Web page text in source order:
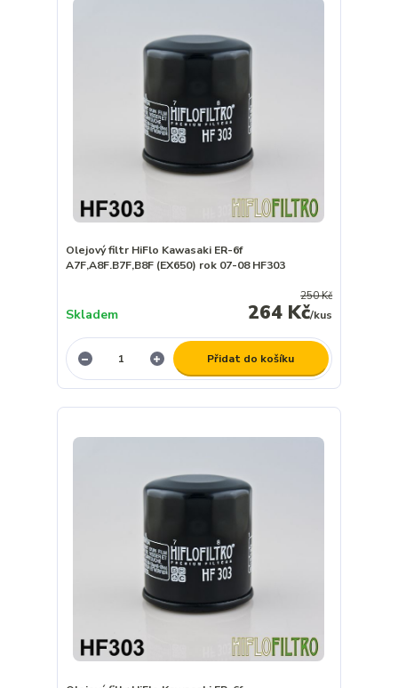
Olejový filtr HiFlo Kawasaki ER-6f
A7F,A8F.B7F,B8F (EX650) rok 07-08 HF303
250 Kč
264 Kč/kus
Skladem
Přidat do košíku